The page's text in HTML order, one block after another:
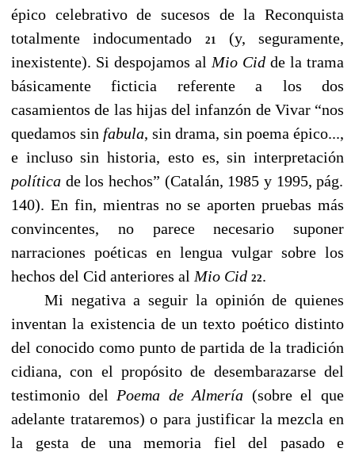
épico celebrativo de sucesos de la Reconquista
totalmente indocumentado
21 (y,
seguramente,
inexistente). Si despojamos al Mio Cid de la trama
básicamente ficticia referente a los dos
casamientos de las hijas del infanzón de Vivar “nos
quedamos sin fabula, sin drama, sin poema épico...,
e incluso sin historia, esto es, sin interpretación
política de los hechos” (Catalán, 1985 y 1995, pág.
140). En fin, mientras no se aporten pruebas más
convincentes, no parece necesario suponer
narraciones poéticas en lengua vulgar sobre los
hechos del Cid anteriores al Mio Cid 22.
Mi negativa a seguir la opinión de quienes
inventan la existencia de un texto poético distinto
del conocido como punto de partida de la tradición
cidiana, con el propósito de desembarazarse del
testimonio del Poema de Almería (sobre el que
adelante trataremos) o para justificar la mezcla en
la gesta de una memoria fiel del pasado e